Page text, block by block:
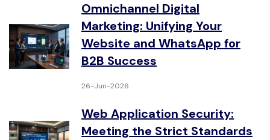
Omnichannel Digital
Marketing: Unifying Your
Website and WhatsApp for
B2B Success
26-Jun-2026
Web Application Security:
Meeting the Strict Standards